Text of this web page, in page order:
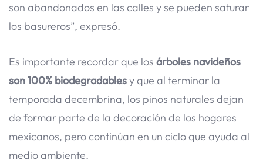
son abandonados en las calles y se pueden saturar
los basureros”, expresó.
Es importante recordar que los árboles navideños
son 100% biodegradablesy que al terminar la
temporada decembrina, los pinos naturales dejan
de formar parte de la decoración de los hogares
mexicanos, pero continúan en un ciclo que ayuda al
medio ambiente.